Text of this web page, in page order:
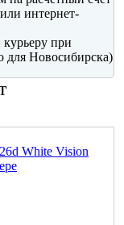
интернет-
при
для Новосибирска)